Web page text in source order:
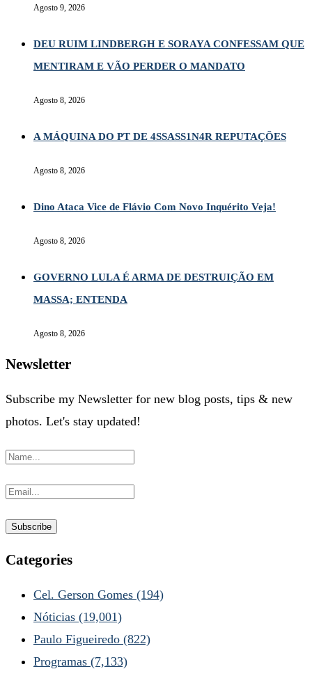
Agosto 9, 2026
DEU RUIM LINDBERGH E SORAYA CONFESSAM QUE
MENTIRAM E VÃO PERDER O MANDATO
Agosto 8, 2026
A MÁQUINA DO PT DE 4SSASS1N4R REPUTAÇÕES
Agosto 8, 2026
Dino Ataca Vice de Flávio Com Novo Inquérito Veja!
Agosto 8, 2026
GOVERNO LULA É ARMA DE DESTRUIÇÃO EM
MASSA; ENTENDA
Agosto 8, 2026
Newsletter
Subscribe my Newsletter for new blog posts, tips & new
photos. Let's stay updated!
Categories
Cel. Gerson Gomes (194)
Nóticias (19,001)
Paulo Figueiredo (822)
Programas (7,133)